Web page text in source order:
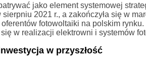
jako element systemowej
sierpniu 2021 r., a zakończyła się w
fotowoltaiki na polskim
w realizacji elektrowni i systemów
w przyszłość